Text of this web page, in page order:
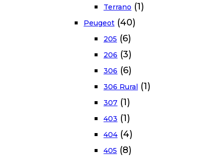
Terrano (1)
Peugeot (40)
205 (6)
206 (3)
306 (6)
306 Rural (1)
307 (1)
403 (1)
404 (4)
405 (8)